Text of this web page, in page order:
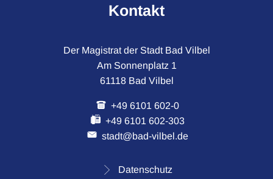
Kontakt
Der Magistrat der Stadt Bad Vilbel
Am Sonnenplatz 1
61118 Bad Vilbel
+49 6101 602-0
+49 6101 602-303
stadt@bad-vilbel.de
Datenschutz